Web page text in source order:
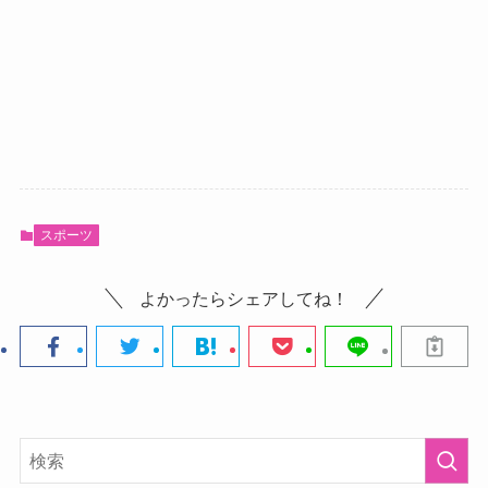
スポーツ
よかったらシェアしてね！